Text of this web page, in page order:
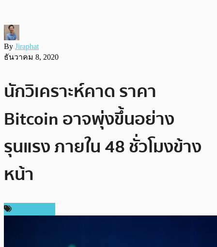
By Jiraphat
ธันวาคม 8, 2020
นักวิเคราะห์คาด ราคา
Bitcoin อาจพุ่งขึ้นอย่าง
รุนแรง ภายใน 48 ชั่วโมงข้าง
หน้า